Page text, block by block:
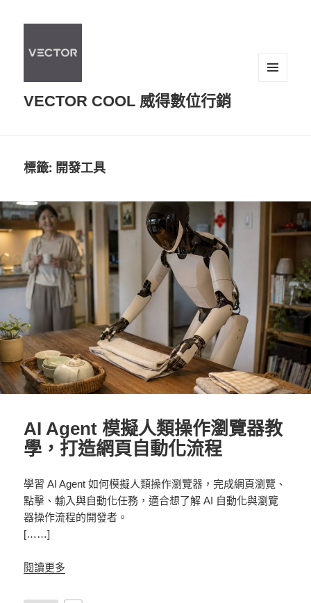
VECTOR COOL 威得數位行銷
標籤: 開發工具
AI Agent 模擬人類操作瀏覽器教
學，打造網頁自動化流程
學習 AI Agent 如何模擬人類操作瀏覽器，完成網頁瀏覽、
點擊、輸入與自動化任務，適合想了解 AI 自動化與瀏覽
器操作流程的開發者。
[……]
閱讀更多